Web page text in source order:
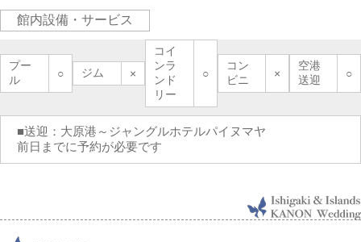
館内設備・サービス
プー
ル
○ ジム ×
コイ
ンラ
ンド
リー
○
コン
ビニ
×
空港
送迎
○
■送迎：大原港～ジャングルホテルパイヌマヤ
前日までに予約が必要です